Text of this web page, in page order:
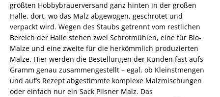
größten Hobbybrauerversand ganz hinten in der großen
Halle, dort, wo das Malz abgewogen, geschrotet und
verpackt wird. Wegen des Staubs getrennt vom restlichen
Bereich der Halle stehen zwei Schrotmühlen, eine für Bio-
Malze und eine zweite für die herkömmlich produzierten
Malze. Hier werden die Bestellungen der Kunden fast aufs
Gramm genau zusammengestellt – egal, ob Kleinstmengen
und auf’s Rezept abgestimmte komplexe Malzmischungen
oder einfach nur ein Sack Pilsner Malz. Das